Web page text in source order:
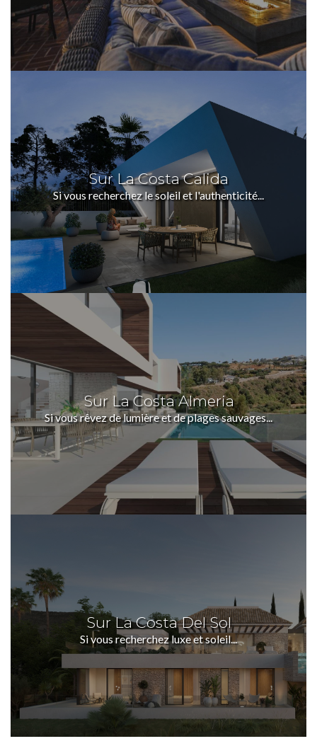
Sur La Costa Calida
Si vous recherchez le soleil et l'authenticité...
Sur La Costa Almeria
Si vous rêvez de lumière et de plages sauvages...
Sur La Costa Del Sol
Si vous recherchez luxe et soleil...